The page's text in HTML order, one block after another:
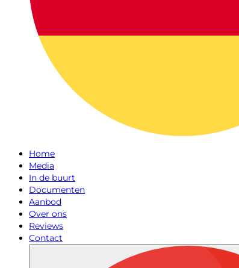
Home
Media
In de buurt
Documenten
Aanbod
Over ons
Reviews
Contact